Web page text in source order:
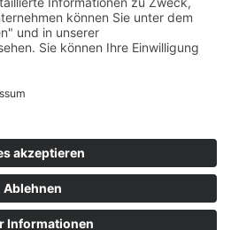
Komplikationen. Die Lehrkräfte
freundlich. Die Korrekturen
Auf Anfragen erhielt ich prompt
Ich beabsichtige, mich auch
an dieser Institution anzumelden
Google) auf ihre Echtheit
Datenschutz: